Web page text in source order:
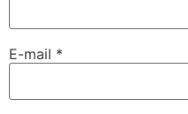
E-mail *